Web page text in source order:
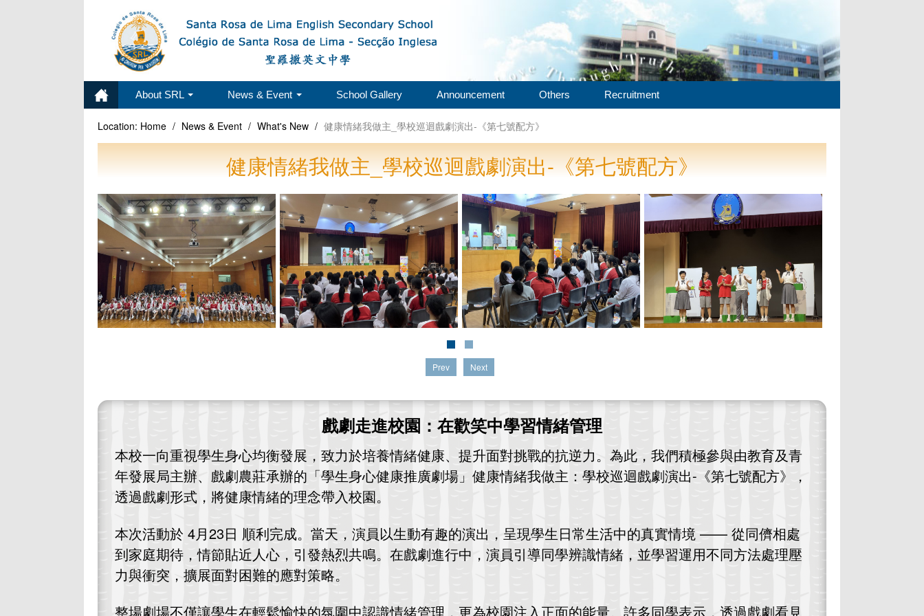
About SRL News & Event School Gallery Announcement Others Recruitment
Location: Home / News & Event / What's New / 健康情緒我做主_學校巡迴戲劇演出-《第七號配方》
健康情緒我做主_學校巡迴戲劇演出-《第七號配方》
Prev Next
戲劇走進校園：在歡笑中學習情緒管理
本校一向重視學生身心均衡發展，致力於培養情緒健康、提升面對挑戰的抗逆力。為此，我們積極參與由教育及青
年發展局主辦、戲劇農莊承辦的「學生身心健康推廣劇場」健康情緒我做主：學校巡迴戲劇演出-《第七號配方》，
透過戲劇形式，將健康情緒的理念帶入校園。
本次活動於 4月23日 順利完成。當天，演員以生動有趣的演出，呈現學生日常生活中的真實情境 —— 從同儕相處
到家庭期待，情節貼近人心，引發熱烈共鳴。在戲劇進行中，演員引導同學辨識情緒，並學習運用不同方法處理壓
力與衝突，擴展面對困難的應對策略。
整場劇場不僅讓學生在輕鬆愉快的氛圍中認識情緒管理，更為校園注入正面的能量。許多同學表示，透過戲劇看見